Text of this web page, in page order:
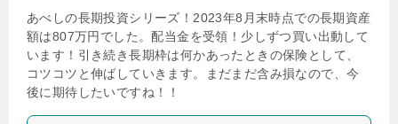
あべしの長期投資シリーズ！2023年8月末時点での長期資産
額は807万円でした。配当金を受領！少しずつ買い出動して
います！引き続き長期枠は何かあったときの保険として、
コツコツと伸ばしていきます。まだまだ含み損なので、今
後に期待したいですね！！